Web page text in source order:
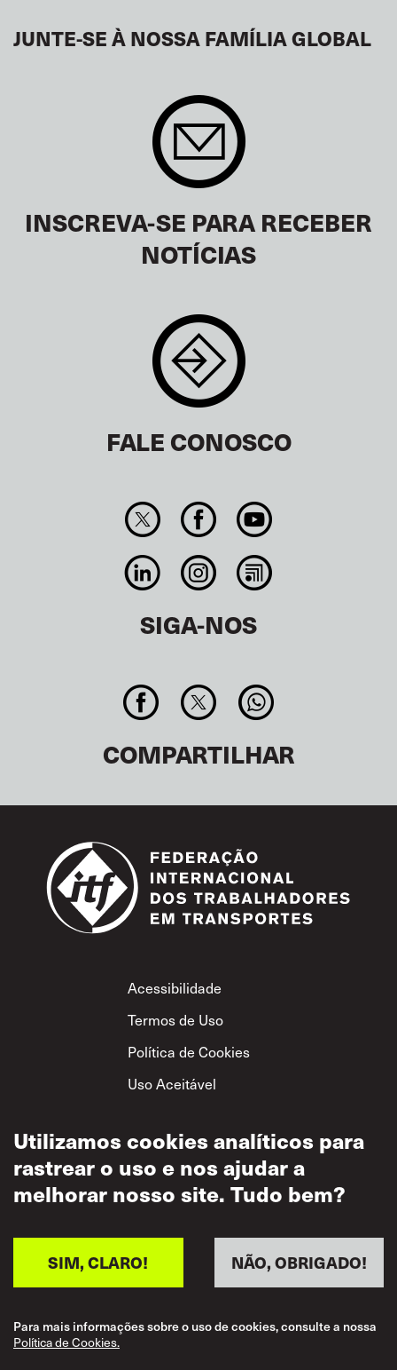
JUNTE-SE À NOSSA FAMÍLIA GLOBAL
INSCREVA-SE PARA RECEBER
NOTÍCIAS
FALE CONOSCO
SIGA-NOS
COMPARTILHAR
Footer
Acessibilidade
Termos de Uso
Política de Cookies
Uso Aceitável
Privacidade
Política de Respeito
Utilizamos cookies analíticos para
rastrear o uso e nos ajudar a
melhorar nosso site. Tudo bem?
NÃO, OBRIGADO!
SIM, CLARO!
Para mais informações sobre o uso de cookies, consulte a nossa
Política de Cookies.